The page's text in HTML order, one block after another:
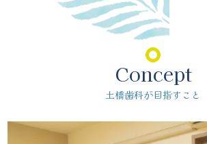
Concept
土橋歯科が目指すこと